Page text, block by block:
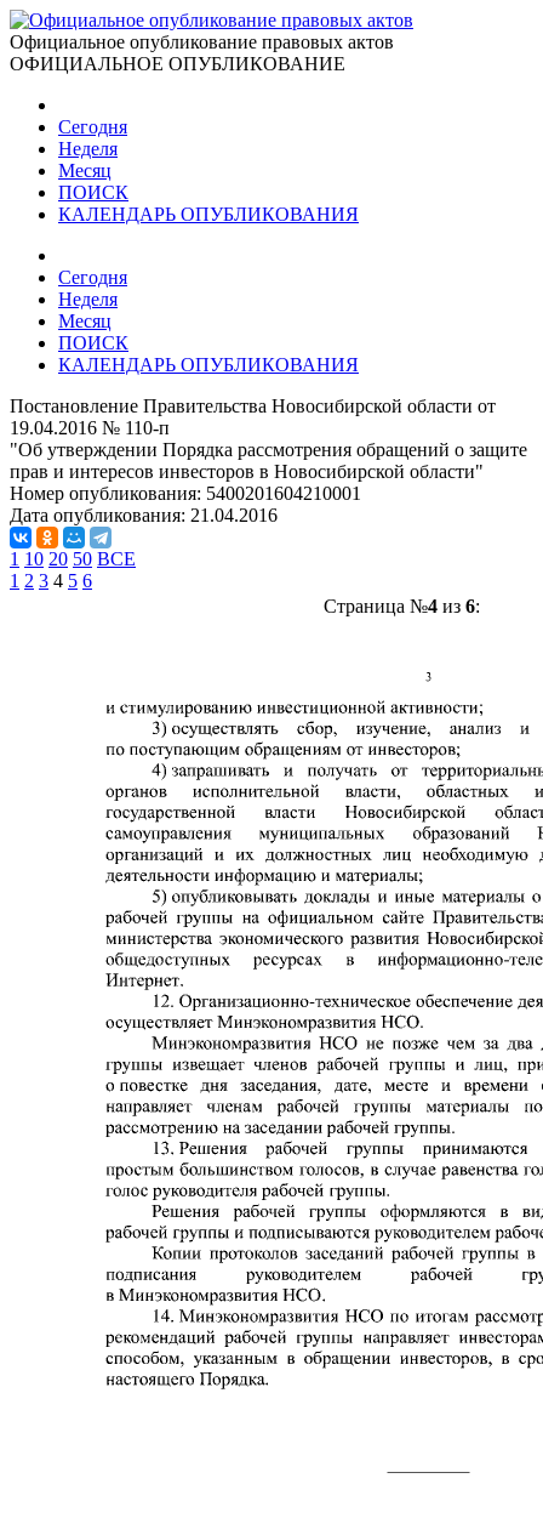
Официальное опубликование правовых актов
ОФИЦИАЛЬНОЕ ОПУБЛИКОВАНИЕ
Сегодня
Неделя
Месяц
ПОИСК
КАЛЕНДАРЬ ОПУБЛИКОВАНИЯ
Сегодня
Неделя
Месяц
ПОИСК
КАЛЕНДАРЬ ОПУБЛИКОВАНИЯ
Постановление Правительства Новосибирской области от
19.04.2016 № 110-п
"Об утверждении Порядка рассмотрения обращений о защите
прав и интересов инвесторов в Новосибирской области"
Номер опубликования: 5400201604210001
Дата опубликования: 21.04.2016
1 10 20 50 ВСЕ
1 2 3 4 5 6
Страница №4из 6: